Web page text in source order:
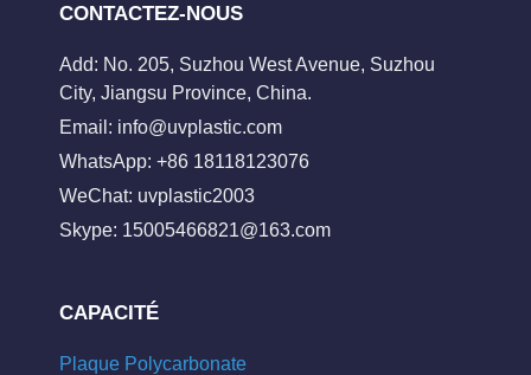
CONTACTEZ-NOUS
Add: No. 205, Suzhou West Avenue, Suzhou
City, Jiangsu Province, China.
Email: info@uvplastic.com
WhatsApp: +86 18118123076
WeChat: uvplastic2003
Skype: 15005466821@163.com
CAPACITÉ
Plaque Polycarbonate